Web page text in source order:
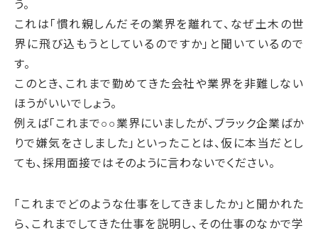
う。
これは「慣れ親しんだその業界を離れて、なぜ土木の世
界に飛び込もうとしているのですか」と聞いているので
す。
このとき、これまで勤めてきた会社や業界を非難しない
ほうがいいでしょう。
例えば「これまで○○業界にいましたが、ブラック企業ばか
りで嫌気をさしました」といったことは、仮に本当だとし
ても、採用面接ではそのように言わないでください。
「これまでどのような仕事をしてきましたか」と聞かれた
ら、これまでしてきた仕事を説明し、その仕事のなかで学